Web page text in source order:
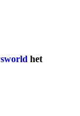
het